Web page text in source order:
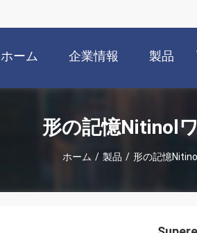
ホーム 企業情報 製品
形の記憶Nitinol
ホーム / 製品 / 形の記憶